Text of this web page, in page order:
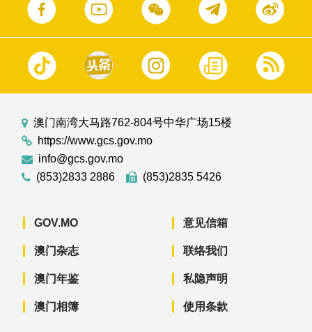
澳门南湾大马路762-804号中华广场15楼
https://www.gcs.gov.mo
info@gcs.gov.mo
(853)2833 2886
(853)2835 5426
GOV.MO
澳门杂志
澳门年鉴
澳门相簿
意见信箱
联络我们
私隐声明
使用条款